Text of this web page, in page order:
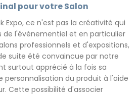
pour votre Salon
Expo, ce n'est pas la créativité qui
de l'événementiel et en particulier
professionnels et d'expositions,
suite été convaincue par notre
surtout apprécié à la fois sa
du produit à l'aide
Cette possibilité d'associer